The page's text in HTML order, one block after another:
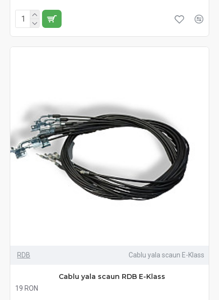
RDB Cablu yala scaun E-Klass
Cablu yala scaun RDB E-Klass
19 RON